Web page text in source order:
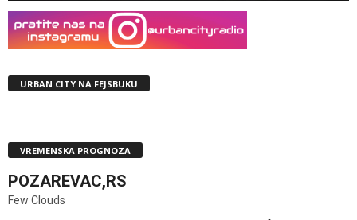
URBAN CITY NA FEJSBUKU
VREMENSKA PROGNOZA
POZAREVAC,RS
Few Clouds